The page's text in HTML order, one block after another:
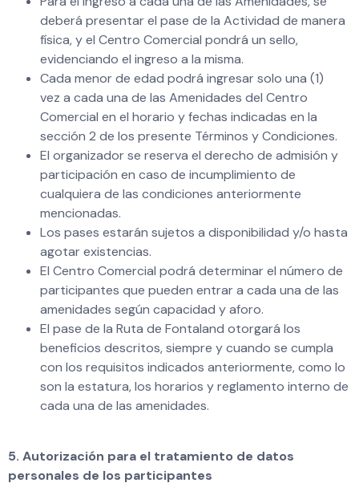
deberá presentar el pase de la Actividad de manera
física, y el Centro Comercial pondrá un sello,
evidenciando el ingreso a la misma.
Cada menor de edad podrá ingresar solo una (1)
vez a cada una de las Amenidades del Centro
Comercial en el horario y fechas indicadas en la
sección 2 de los presente Términos y Condiciones.
El organizador se reserva el derecho de admisión y
participación en caso de incumplimiento de
cualquiera de las condiciones anteriormente
mencionadas.
Los pases estarán sujetos a disponibilidad y/o hasta
agotar existencias.
El Centro Comercial podrá determinar el número de
participantes que pueden entrar a cada una de las
amenidades según capacidad y aforo.
El pase de la Ruta de Fontaland otorgará los
beneficios descritos, siempre y cuando se cumpla
con los requisitos indicados anteriormente, como lo
son la estatura, los horarios y reglamento interno de
cada una de las amenidades.
5. Autorización para el tratamiento de datos
personales de los participantes